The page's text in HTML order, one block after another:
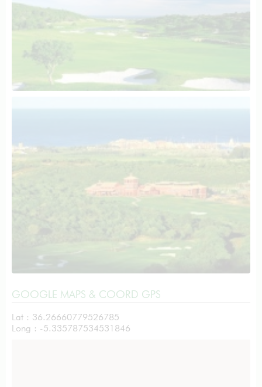
GOOGLE MAPS & COORD GPS
Lat : 36.26660779526785
Long : -5.335787534531846